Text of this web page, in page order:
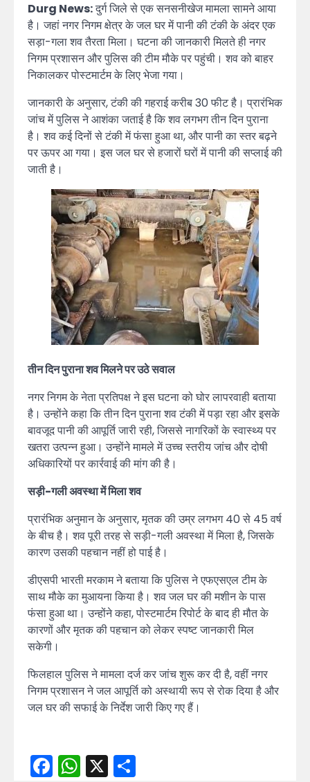
Durg News:दुर्ग जिले से एक सनसनीखेज मामला सामने आया
है। जहां नगर निगम क्षेत्र के जल घर में पानी की टंकी के अंदर एक
सड़ा-गला शव तैरता मिला। घटना की जानकारी मिलते ही नगर
निगम प्रशासन और पुलिस की टीम मौके पर पहुंची। शव को बाहर
निकालकर पोस्टमार्टम के लिए भेजा गया।
जानकारी के अनुसार, टंकी की गहराई करीब 30 फीट है। प्रारंभिक
जांच में पुलिस ने आशंका जताई है कि शव लगभग तीन दिन पुराना
है। शव कई दिनों से टंकी में फंसा हुआ था, और पानी का स्तर बढ़ने
पर ऊपर आ गया। इस जल घर से हजारों घरों में पानी की सप्लाई की
जाती है।
तीन दिन पुराना शव मिलने पर उठे सवाल
नगर निगम के नेता प्रतिपक्ष ने इस घटना को घोर लापरवाही बताया
है। उन्होंने कहा कि तीन दिन पुराना शव टंकी में पड़ा रहा और इसके
बावजूद पानी की आपूर्ति जारी रही, जिससे नागरिकों के स्वास्थ्य पर
खतरा उत्पन्न हुआ। उन्होंने मामले में उच्च स्तरीय जांच और दोषी
अधिकारियों पर कार्रवाई की मांग की है।
सड़ी-गली अवस्था में मिला शव
प्रारंभिक अनुमान के अनुसार, मृतक की उम्र लगभग 40 से 45 वर्ष
के बीच है। शव पूरी तरह से सड़ी-गली अवस्था में मिला है, जिसके
कारण उसकी पहचान नहीं हो पाई है।
डीएसपी भारती मरकाम ने बताया कि पुलिस ने एफएसएल टीम के
साथ मौके का मुआयना किया है। शव जल घर की मशीन के पास
फंसा हुआ था। उन्होंने कहा, पोस्टमार्टम रिपोर्ट के बाद ही मौत के
कारणों और मृतक की पहचान को लेकर स्पष्ट जानकारी मिल
सकेगी।
फिलहाल पुलिस ने मामला दर्ज कर जांच शुरू कर दी है, वहीं नगर
निगम प्रशासन ने जल आपूर्ति को अस्थायी रूप से रोक दिया है और
जल घर की सफाई के निर्देश जारी किए गए हैं।
Facebook
WhatsApp
X